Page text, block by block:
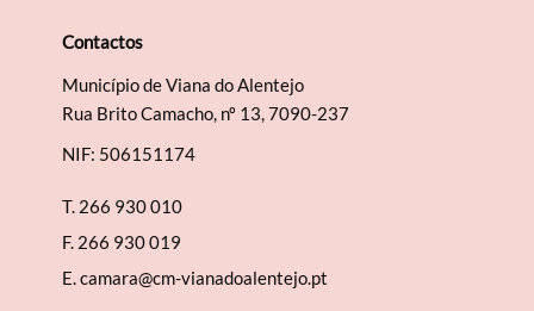
Contactos
Município de Viana do Alentejo
Rua Brito Camacho, nº 13, 7090-237
NIF: 506151174
T. 266 930 010
F. 266 930 019
E.camara@cm-vianadoalentejo.pt